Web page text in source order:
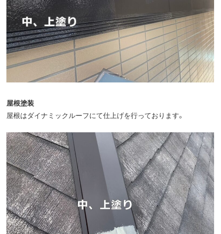
屋根塗装
屋根はダイナミックルーフにて仕上げを行っております。